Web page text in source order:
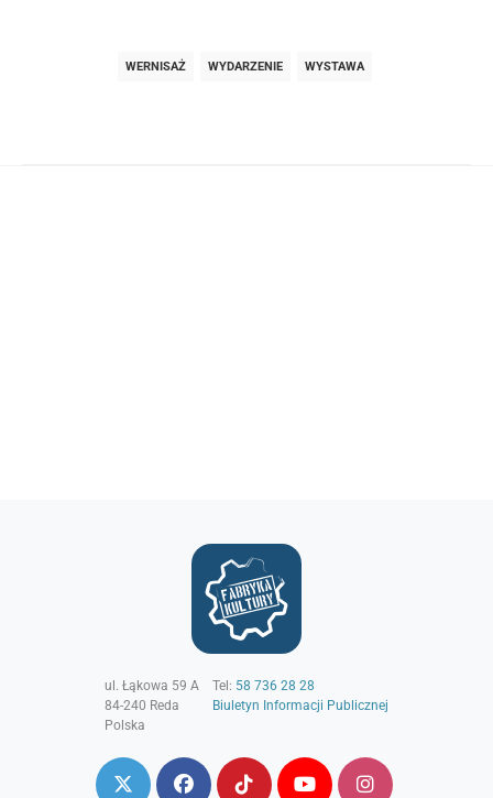
WERNISAŻ WYDARZENIE WYSTAWA
ul. Łąkowa 59 A
84-240 Reda
Polska
Tel: 58 736 28 28
Biuletyn Informacji Publicznej